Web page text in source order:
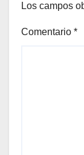
Los campos
Comentario *